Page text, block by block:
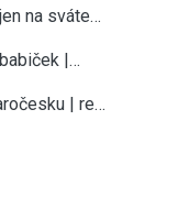
na sváte…
|…
| re…